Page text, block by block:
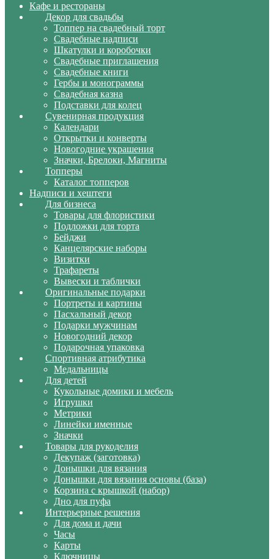
Кафе и рестораны
Декор для свадьбы
Топпер на свадебный торт
Свадебные надписи
Шкатулки и коробочки
Свадебные приглашения
Свадебные книги
Гербы и монограммы
Свадебная казна
Подставки для колец
Сувенирная продукция
Календари
Открытки и конверты
Новогодние украшения
Значки, Брелоки, Магниты
Топперы
Каталог топперов
Надписи и хештеги
Для бизнеса
Товары для флористики
Подложки для торта
Бейджи
Канцелярские наборы
Визитки
Трафареты
Вывески и таблички
Оригинальные подарки
Портреты и картины
Пасхальный декор
Подарки мужчинам
Новогодний декор
Подарочная упаковка
Спортивная атрибутика
Медальницы
Для детей
Кукольные домики и мебель
Игрушки
Метрики
Линейки именные
Значки
Товары для рукоделия
Декупаж (заготовка)
Донышки для вязания
Донышки для вязания основы (база)
Корзина с крышкой (набор)
Дно для пуфа
Интерьерные решения
Для дома и дачи
Часы
Карты
Ключницы